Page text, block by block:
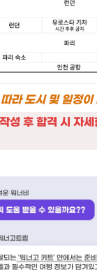
라 도시 및 일정
성 후 합격 시 자